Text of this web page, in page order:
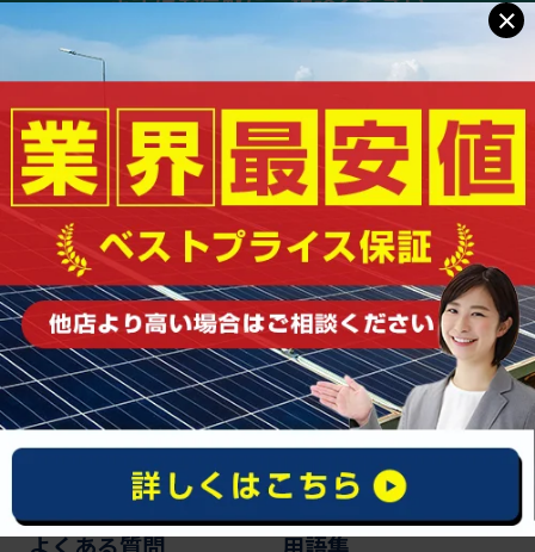
0120-963-425
受付時間｜10:00〜18:00（平日）
お問い合わせ・無料相談
ウィズソーラーとは
メリット
保証・保険
設置の流れ
×